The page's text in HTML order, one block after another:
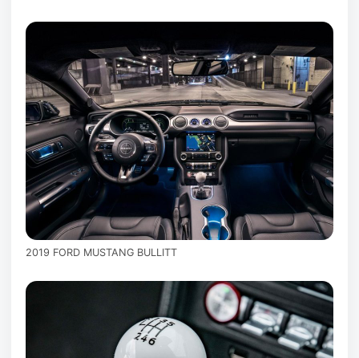
2019 FORD MUSTANG BULLITT